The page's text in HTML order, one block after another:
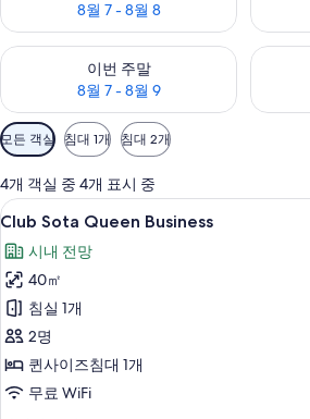
8월 7 - 8월 8
이번 주말
8월 7 - 8월 9
이번 주말 예약 가능 여부 확인, 8월 7 - 8
다음
객
실
에
사
용
가
능
한
필
터
모든 객실 침대 1개 침대 2개
4개 객실 중 4개 표시 중
Club
Sota
Queen
Business
사
진
모
두
Club
4
Club Sota Queen Business
시내 전망
40㎡
침실 1개
2명
퀸사이즈침대 1개
무료 WiFi